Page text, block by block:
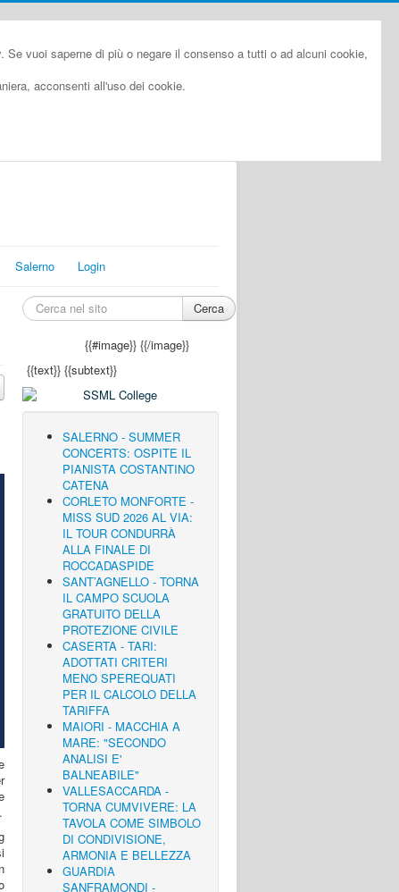
vuoi saperne di più o negare il consenso a tutti o ad alcuni cookie,
acconsenti all'uso dei cookie.
Salerno Login
Cerca
{{#image}}{{/image}}
{{text}} {{subtext}}
SALERNO - SUMMER
CONCERTS: OSPITE IL
PIANISTA COSTANTINO
CATENA
CORLETO MONFORTE -
MISS SUD 2026 AL VIA:
IL TOUR CONDURRÀ
ALLA FINALE DI
ROCCADASPIDE
SANT’AGNELLO - TORNA
IL CAMPO SCUOLA
GRATUITO DELLA
PROTEZIONE CIVILE
CASERTA - TARI:
ADOTTATI CRITERI
MENO SPEREQUATI
PER IL CALCOLO DELLA
TARIFFA
MAIORI - MACCHIA A
MARE: "SECONDO
ANALISI E'
BALNEABILE"
VALLESACCARDA -
TORNA CUMVIVERE: LA
TAVOLA COME SIMBOLO
DI CONDIVISIONE,
ARMONIA E BELLEZZA
GUARDIA
SANFRAMONDI -